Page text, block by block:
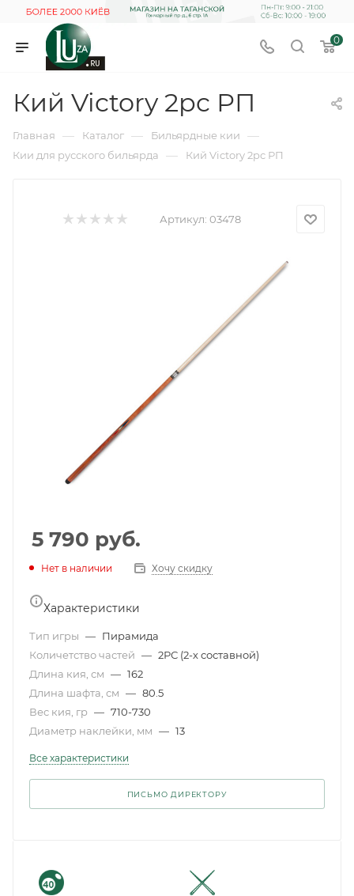
0
Кий Victory 2pc РП
Главная — Каталог — Бильярдные кии —
Кии для русского бильярда — Кий Victory 2pc РП
Артикул: 03478
5 790 руб.
Нет в наличии Хочу скидку
Характеристики
Тип игры — Пирамида
Количетство частей — 2РС (2-х составной)
Длина кия, см — 162
Длина шафта, см — 80.5
Вес кия, гр — 710-730
Диаметр наклейки, мм — 13
Все характеристики
ПИСЬМО ДИРЕКТОРУ